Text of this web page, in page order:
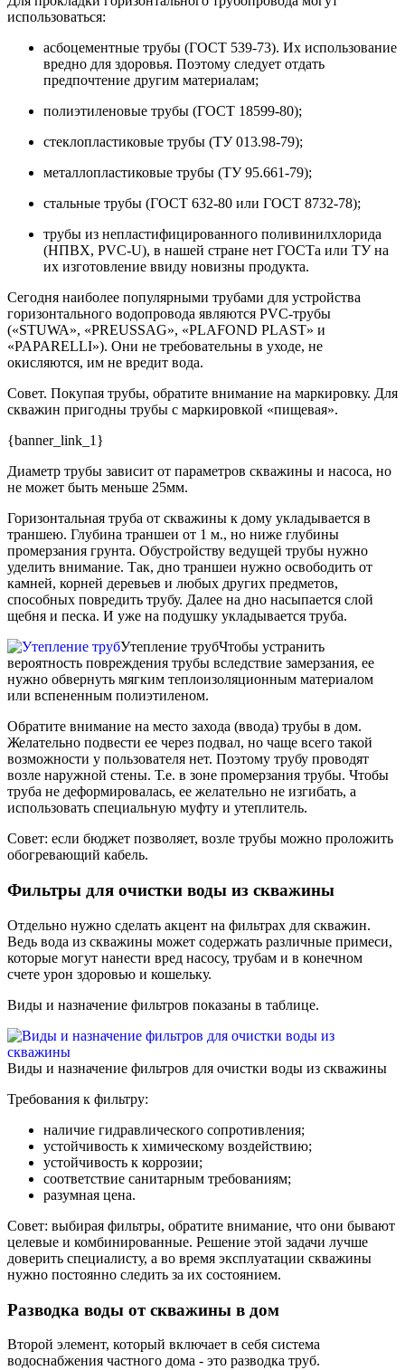
использоваться:
асбоцементные трубы (ГОСТ 539-73). Их использование
вредно для здоровья. Поэтому следует отдать
предпочтение другим материалам;
полиэтиленовые трубы (ГОСТ 18599-80);
стеклопластиковые трубы (ТУ 013.98-79);
металлопластиковые трубы (ТУ 95.661-79);
стальные трубы (ГОСТ 632-80 или ГОСТ 8732-78);
трубы из непластифицированного поливинилхлорида
(НПВХ, PVC-U), в нашей стране нет ГОСТа или ТУ на
их изготовление ввиду новизны продукта.
Сегодня наиболее популярными трубами для устройства
горизонтального водопровода являются PVC-трубы
(«STUWA», «PREUSSAG», «PLAFOND PLAST» и
«PAPARELLI»). Они не требовательны в уходе, не
окисляются, им не вредит вода.
Совет. Покупая трубы, обратите внимание на маркировку. Для
скважин пригодны трубы с маркировкой «пищевая».
{banner_link_1}
Диаметр трубы зависит от параметров скважины и насоса, но
не может быть меньше 25мм.
Горизонтальная труба от скважины к дому укладывается в
траншею. Глубина траншеи от 1 м., но ниже глубины
промерзания грунта. Обустройству ведущей трубы нужно
уделить внимание. Так, дно траншеи нужно освободить от
камней, корней деревьев и любых других предметов,
способных повредить трубу. Далее на дно насыпается слой
щебня и песка. И уже на подушку укладывается труба.
Утепление трубЧтобы устранить
вероятность повреждения трубы вследствие замерзания, ее
нужно обвернуть мягким теплоизоляционным материалом
или вспененным полиэтиленом.
Обратите внимание на место захода (ввода) трубы в дом.
Желательно подвести ее через подвал, но чаще всего такой
возможности у пользователя нет. Поэтому трубу проводят
возле наружной стены. Т.е. в зоне промерзания трубы. Чтобы
труба не деформировалась, ее желательно не изгибать, а
использовать специальную муфту и утеплитель.
Совет: если бюджет позволяет, возле трубы можно проложить
обогревающий кабель.
Фильтры для очистки воды из скважины
Отдельно нужно сделать акцент на фильтрах для скважин.
Ведь вода из скважины может содержать различные примеси,
которые могут нанести вред насосу, трубам и в конечном
счете урон здоровью и кошельку.
Виды и назначение фильтров показаны в таблице.
Виды и назначение фильтров для очистки воды из скважины
Требования к фильтру:
наличие гидравлического сопротивления;
устойчивость к химическому воздействию;
устойчивость к коррозии;
соответствие санитарным требованиям;
разумная цена.
Совет: выбирая фильтры, обратите внимание, что они бывают
целевые и комбинированные. Решение этой задачи лучше
доверить специалисту, а во время эксплуатации скважины
нужно постоянно следить за их состоянием.
Разводка воды от скважины в дом
Второй элемент, который включает в себя система
водоснабжения частного дома - это разводка труб.